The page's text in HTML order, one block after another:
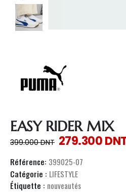
EASY RIDER MIX
399.000DNT 279.300
Référence: 399025-07
Catégorie : LIFESTYLE
Étiquette : nouveautés